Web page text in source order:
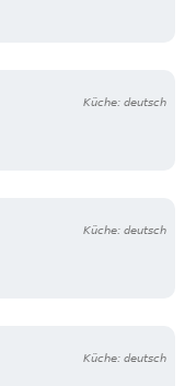
Küche: deutsch
Küche: deutsch
Küche: deutsch